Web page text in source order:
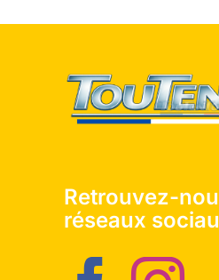
Retrouvez-
réseaux